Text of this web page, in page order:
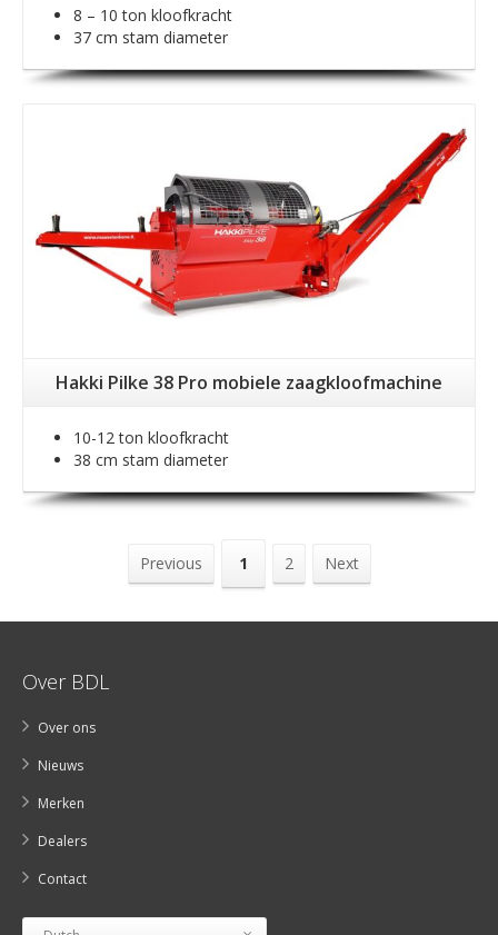
8 – 10 ton kloofkracht
37 cm stam diameter
Hakki Pilke 38 Pro mobiele zaagkloofmachine
10-12 ton kloofkracht
38 cm stam diameter
Previous 1 2 Next
Over BDL
Over ons
Nieuws
Merken
Dealers
Contact